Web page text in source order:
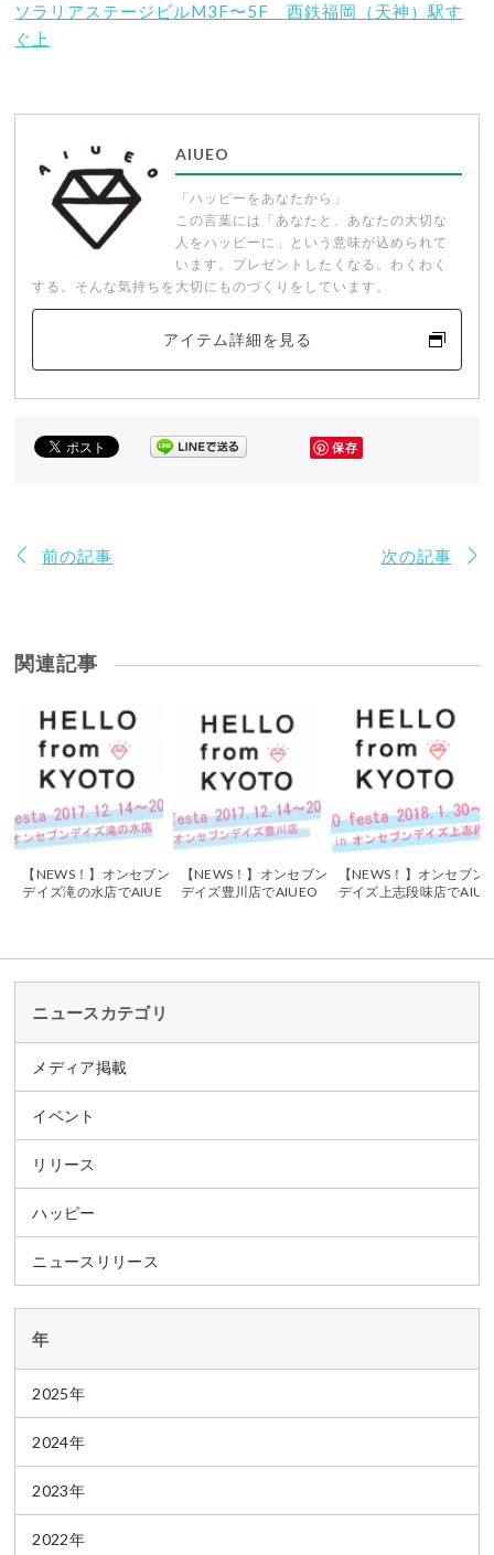
ソラリアステージビルM3F〜5F 西鉄福岡（天神）駅す
ぐ上
AIUEO
「ハッピーをあなたから」
この言葉には「あなたと、あなたの大切な
人をハッピーに」という意味が込められて
います。プレゼントしたくなる。わくわく
する。そんな気持ちを大切にものづくりをしています。
アイテム詳細を見る
保存
前の記事 次の記事
関連記事
【NEWS！】オンセブン
デイズ滝の水店でAIUE
【NEWS！】オンセブン
デイズ豊川店でAIUEO
【NEWS！】オンセブン
デイズ上志段味店でAIU
ニュースカテゴリ
メディア掲載
イベント
リリース
ハッピー
ニュースリリース
年
2025年
2024年
2023年
2022年